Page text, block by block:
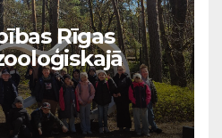
Rīgas